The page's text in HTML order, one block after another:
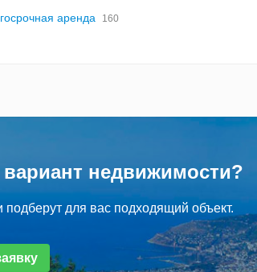
аренда 160
недвижимости?
для вас подходящий объект.